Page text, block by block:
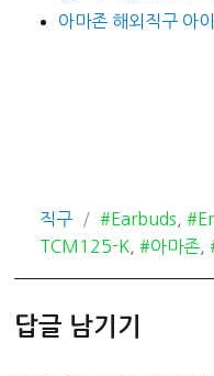
아마존 해외직구 아
카
테
직구
태
그
#Earbuds
TCM125-K ,#아마존 ,
답글 남기기